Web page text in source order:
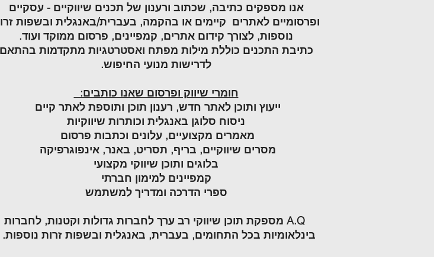
אנו מספקים כתיבה, שכתוב ורענון של תכנים שיווקיים - עסקיים
ופרסומיים לאתרים קיימים או בהקמה, בעברית/באנגלית ובשפות
נוספות, לצורך קידום אתרים, קמפיינים, פרסום ממוקד ועוד.
כתיבת התכנים כוללת מילות מפתח ואסטרטגיות מתקדמות בהתאם
לדרישות מנועי החיפוש.
חומרי שיווק ופרסום שאנו כותבים:
ייעוץ ותוכן לאתר חדש, רענון תוכן ותוספת לאתר קיים
ניסוח סלוגן באנגלית וכותרות שיווקיות
מאמרים מקצועיים, עלונים וכתבות פרסום
מסרים שיווקיים, בריף, תסריט, באנר, אינפוגרפיקה
בלוגים ותוכן שיווקי מקצועי
קמפיינים למימון חברתי
ספרי הדרכה ומדריך למשתמש
A.Q מספקת תוכן שיווקי רב ערך לחברות גדולות וקטנות, לחברות
בינלאומיות בכל התחומים, בעברית, באנגלית ובשפות זרות נוספות.